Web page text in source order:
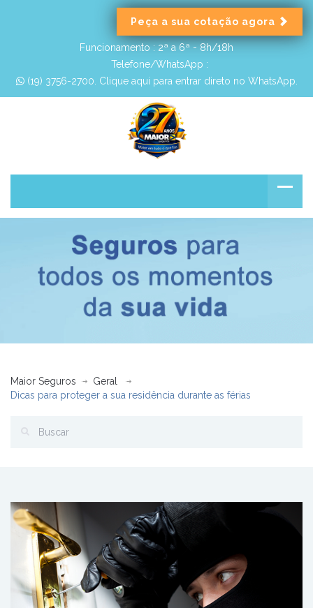
Peça a sua cotação agora
Funcionamento :2ª a 6ª - 8h/18h
Telefone/WhatsApp :
(19) 3756-2700. Clique aqui para entrar direto no WhatsApp.
Maior Seguros
Geral
Dicas para proteger a sua residência durante as férias